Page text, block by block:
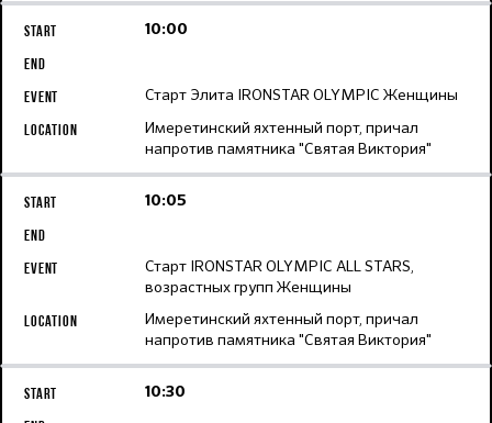
10:00
Старт Элита IRONSTAR OLYMPIC Женщины
Имеретинский яхтенный порт, причал
напротив памятника "Святая Виктория"
10:05
Старт IRONSTAR OLYMPIC ALL STARS,
возрастных групп Женщины
Имеретинский яхтенный порт, причал
напротив памятника "Святая Виктория"
10:30